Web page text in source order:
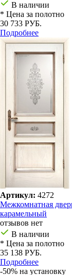
В наличии
* Цена за полотно
30 733 РУБ.
Подробнее
Артикул: 4272
Межкомнатная
карамельный
отзывов нет
В наличии
* Цена за полотно
35 138 РУБ.
Подробнее
-50% на установку